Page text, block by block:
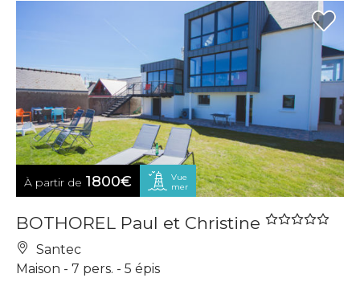
À partir de 1800€
Vue
mer
BOTHOREL Paul et Christine
Santec
Maison - 7 pers. - 5 épis